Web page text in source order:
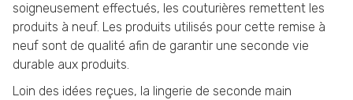
soigneusement effectués, les couturières remettent les
produits à neuf. Les produits utilisés pour cette remise à
neuf sont de qualité afin de garantir une seconde vie
durable aux produits.
Loin des idées reçues, la lingerie de seconde main